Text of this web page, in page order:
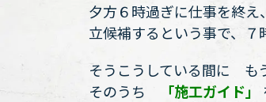
夕方６時過ぎに仕事を終
立候補するという事で、７
そうこうしている間に も
そのうち
「施工ガイド」